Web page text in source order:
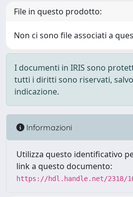
File in questo prodotto:
Non ci sono file associati a
I documenti in IRIS sono
tutti i diritti sono riservati,
indicazione.
Informazioni
Utilizza questo identificativo
link a questo documento:
https://hdl.handle.net/2318/